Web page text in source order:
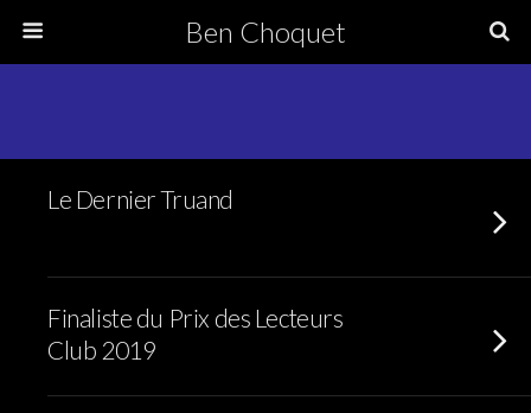
Ben Choquet
Le Dernier Truand
Finaliste du Prix des Lecteurs
Club 2019